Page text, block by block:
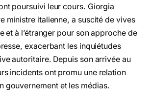
poursuivi leur cours. Giorgia
ministre italienne, a suscité de vives
et à l’étranger pour son approche de
exacerbant les inquiétudes
autoritaire. Depuis son arrivée au
incidents ont promu une relation
gouvernement et les médias.